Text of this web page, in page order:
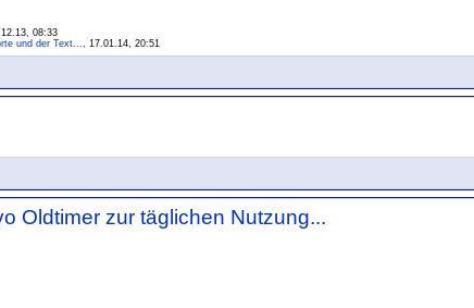
08:33
und der Text..., 17.01.14, 20:51
Oldtimer zur täglichen Nutzung...